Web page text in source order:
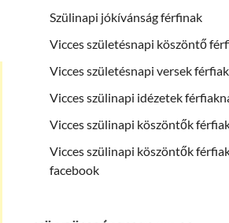
Szülinapi jókívánság férfinak
Vicces születésnapi köszöntő
Vicces születésnapi versek
Vicces szülinapi idézetek
Vicces szülinapi köszöntők
Vicces szülinapi köszöntők
facebook